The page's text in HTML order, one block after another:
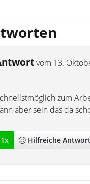
vom 13.
zum
aber sein das da
1x Hilfreiche